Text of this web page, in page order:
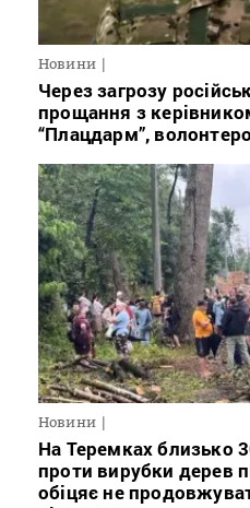
Новини
Через загрозу
прощання з
“Плацдарм”,
Новини
На Теремках близько
проти вирубки дерев
обіцяє не